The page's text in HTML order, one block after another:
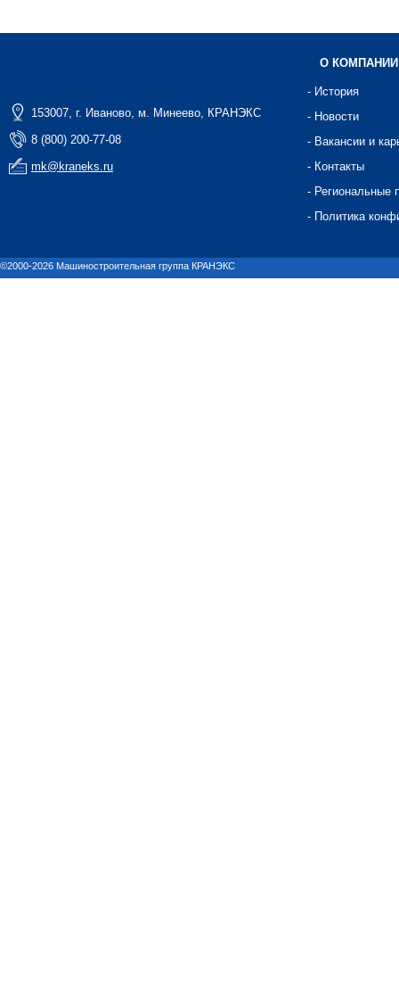
153007, г. Иваново, м. Минеево, КРАНЭКС
8 (800) 200-77-08
mk@kraneks.ru
О КОМПАНИИ
- История
- Новости
- Вакансии и
- Контакты
- Региональные
- Политика
©2000-2026 Машиностроительная группа КРАНЭКС